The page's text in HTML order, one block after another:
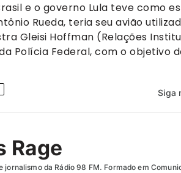
e o governo Lula teve como
Rueda, teria seu avião
Gleisi Hoffman (Relações
Polícia Federal, com o objetivo
Siga
Rage
jornalismo da Rádio 98 FM. Formado em